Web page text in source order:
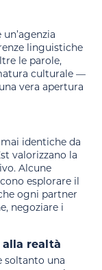
linguistiche
le parole,
culturale —
vera apertura
identiche da
valorizzano la
Alcune
esplorare il
ogni partner
negoziare i
alla realtà
soltanto una